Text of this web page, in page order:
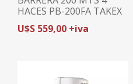
HACES PB-200FA TAKEX
U$S 559,00 +iva